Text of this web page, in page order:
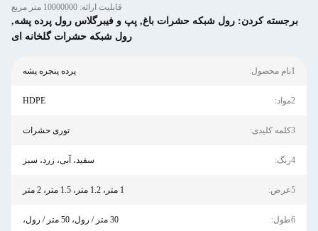
قابلیت ارائه: 10000000 متر مربع
برجسته کردن: رول شبکه حشرات باغ, پپ و فیبرگلاس رول پرده پشه,
رول شبکه حشرات گلخانه ای
1نام محصول: پرده پنجره پشه
2مواد: HDPE
3کلمه کلیدی: توری حشرات
4رنگ: سفید، آبی، زرد، سبز
5عرض: 1 متر، 1.2 متر، 1.5 متر، 2 متر
6طول: 30 متر / رول، 50 متر / رول،